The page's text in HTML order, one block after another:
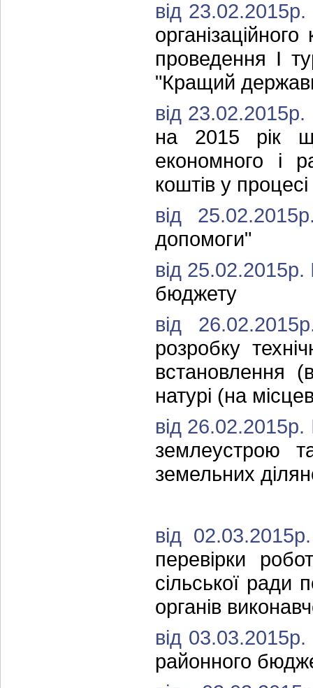
від
проведення I
"Кращий
від
на 2015 рік
економного і
коштів у
від
допомоги"
від
бюджету
від
розробку
встановлення
натурі (на
від
землеустрою
земельних
від
перевірки
сільської ради
органів
від
районного